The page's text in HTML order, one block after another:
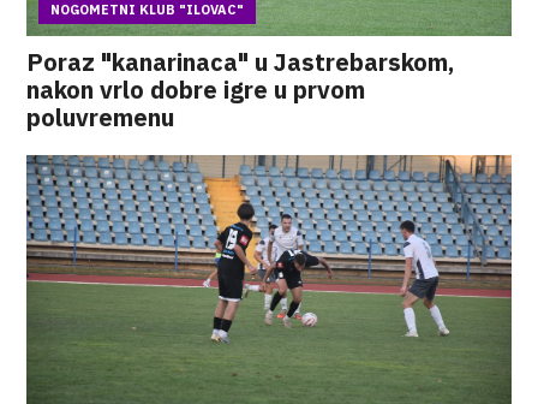
NOGOMETNI KLUB "ILOVAC"
Poraz "kanarinaca" u Jastrebarskom,
nakon vrlo dobre igre u prvom
poluvremenu